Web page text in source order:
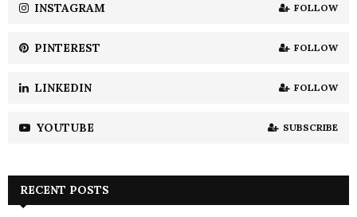
H
INSTAGRAM FOLLOW
PINTEREST FOLLOW
LINKEDIN FOLLOW
YOUTUBE SUBSCRIBE
RECENT POSTS